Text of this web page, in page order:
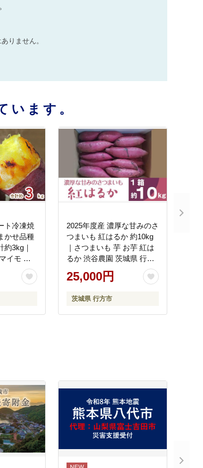
りません。
います。
ト冷凍焼
かせ品種
3kg｜
イモ さ
きいも 冷
クスイ
2025年度産 濃厚な甘みのさ
つまいも 紅はるか 約10kg
｜さつまいも 芋 お芋 紅は
るか 渋谷農園 茨城県 行方
25,000円
茨城県 行方市